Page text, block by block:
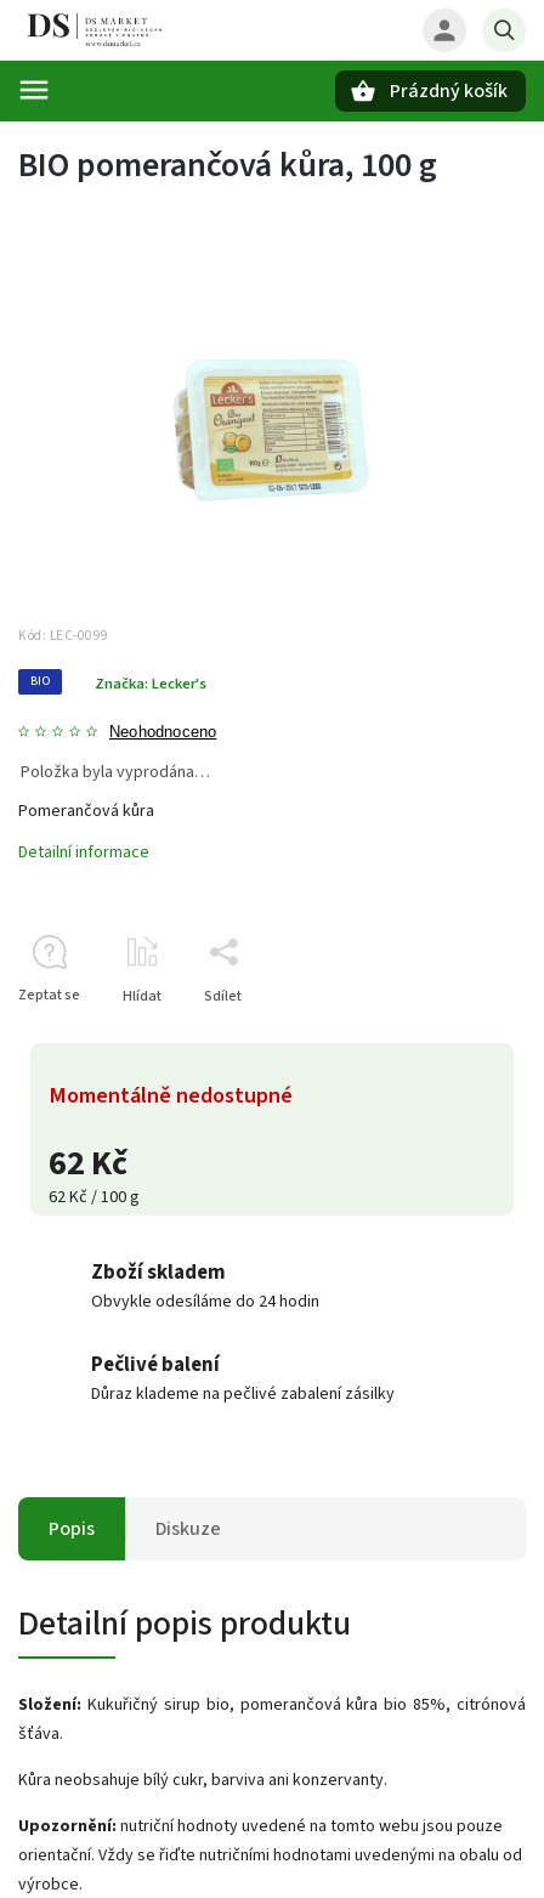
Prázdný košík
BIO pomerančová kůra, 100 g
Kód: LEC-0099
BIO
Neohodnoceno
Značka: Lecker's
62 Kč
62 Kč / 100 g
Momentálně nedostupné
Položka byla vyprodána…
Pomerančová kůra
Detailní informace
Zeptat se Hlídat Sdílet
Zboží skladem
Obvykle odesíláme do 24 hodin
Pečlivé balení
Důraz klademe na pečlivé zabalení zásilky
Popis Diskuze
Detailní popis produktu
Složení: Kukuřičný sirup bio, pomerančová kůra bio 85%, citrónová
šťáva.
Kůra neobsahuje bílý cukr, barviva ani konzervanty.
Upozornění: nutriční hodnoty uvedené na tomto webu jsou pouze
orientační. Vždy se řiďte nutričními hodnotami uvedenými na obalu od
výrobce.